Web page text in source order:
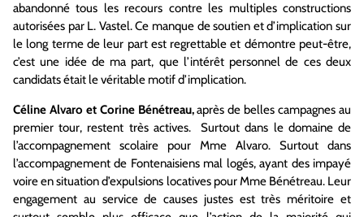
abandonné tous les recours contre les multiples constructions
autorisées par L. Vastel. Ce manque de soutien et d’implication sur
le long terme de leur part est regrettable et démontre peut-être,
c’est une idée de ma part, que l’intérêt personnel de ces deux
candidats était le véritable motif d’implication.
Céline Alvaro et Corine Bénétreau,après de belles campagnes au
premier tour, restent très actives. Surtout dans le domaine de
l’accompagnement scolaire pour Mme Alvaro. Surtout dans
l’accompagnement de Fontenaisiens mal logés, ayant des impayé
voire en situation d’expulsions locatives pour Mme Bénétreau. Leur
engagement au service de causes justes est très méritoire et